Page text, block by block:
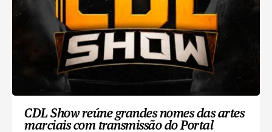
CDL Show reúne grandes nomes das artes
marciais com transmissão do Portal